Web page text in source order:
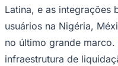
Latina, e as integrações
usuários na Nigéria,
no último grande marco.
infraestrutura de